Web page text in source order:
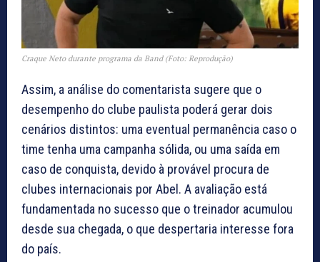
Craque Neto durante programa da Band (Foto: Reprodução)
Assim, a análise do comentarista sugere que o
desempenho do clube paulista poderá gerar dois
cenários distintos: uma eventual permanência caso o
time tenha uma campanha sólida, ou uma saída em
caso de conquista, devido à provável procura de
clubes internacionais por Abel. A avaliação está
fundamentada no sucesso que o treinador acumulou
desde sua chegada, o que despertaria interesse fora
do país.